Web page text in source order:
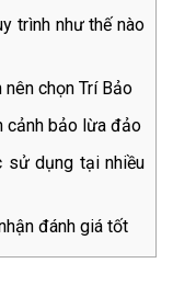
trình như thế nào
nên chọn Trí Bảo
cảnh bảo lừa đảo
sử dụng tại nhiều
đánh giá tốt